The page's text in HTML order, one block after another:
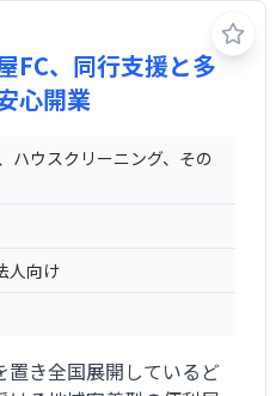
FC、同行支援と多
心開業
ハウスクリーニング、その
人向け
置き全国展開しているど